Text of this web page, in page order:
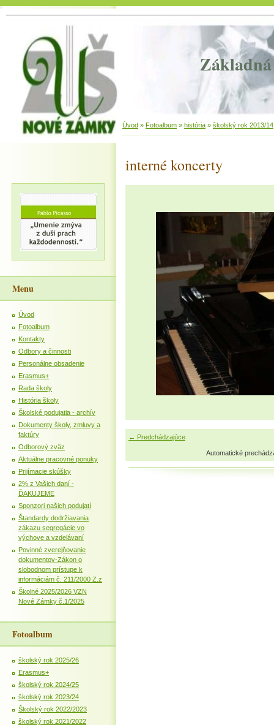
Základná
Úvod » Fotoalbum » história » školský rok 2013/14
interné koncerty
← Predchádzajúce
Automatické
Menu
Úvod
Fotoalbum
Kontakty
Odbory a činnosti
Personálne obsadenie
Erasmus+
Rada školy
História školy
Školské podujatia - archív
Dokumenty školy, zmluvy a
faktúry
Odborový zväz
Aktuálne pracovné ponuky
Prijímacie skúšky
2% z Vašich daní -
ĎAKUJEME
Sponzori našich podujatí
Štandardy dodržiavania
zákazu segregácie vo
výchove a vzdelávaní
Povinné zverejňovanie
dokumentov-Zákon o
slobodnom prístupe k
informáciám č. 211/2000 Z.z
Školné 2025/2026 VZN
Nové Zámky č.1/2025
Fotoalbum
školský rok 2025/26
Erasmus+
školský rok 2024/25
školský rok 2023/24
Školský rok 2022/2023
školský rok 2021/2022